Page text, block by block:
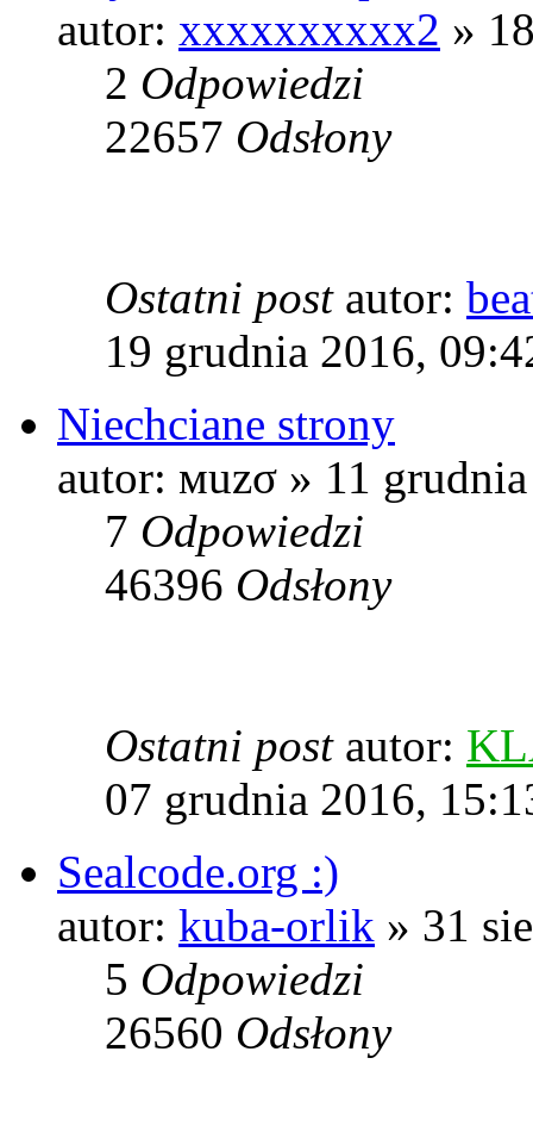
autor: xxxxxxxxxx2 »
2 Odpowiedzi
22657 Odsłony
Ostatni post autor:
19 grudnia 2016,
Niechciane strony
autor: мuzσ » 11
7 Odpowiedzi
46396 Odsłony
Ostatni post autor:
07 grudnia 2016,
Sealcode.org :)
autor: kuba-orlik » 31
5 Odpowiedzi
26560 Odsłony